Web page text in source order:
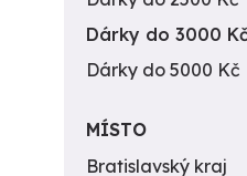
Dárky do 3000 Kč
Dárky do 5000 Kč
MÍSTO
Bratislavský kraj